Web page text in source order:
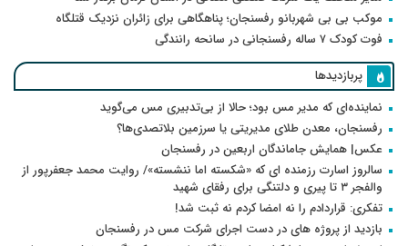
موکب بی بی شهربانو رفسنجان؛ پناهگاهی برای زائران نزدیک قتلگاه
فوت کودک ۷ ساله رفسنجانی در سانحه رانندگی
پربازدیدها
نماینده‌ای که مدیر مس بود؛ حالا از بی‌تدبیری مس می‌گوید
رفسنجان، معدن طلای مدیریتی یا سرزمین بلاتصدی‌ها؟
عکس| همایش جاماندگان اربعین در رفسنجان
سالروز اسارت رزمنده ای که «شکسته اما ننشسته»/ روایت محمد جعفرپور از
والفجر ۳ تا پیری و دلتنگی برای رفقای شهید
تفکری: قراردادم را نه امضا کردم نه ثبت شد!
بازدید از پروژه های در دست اجرای شرکت مس در رفسنجان